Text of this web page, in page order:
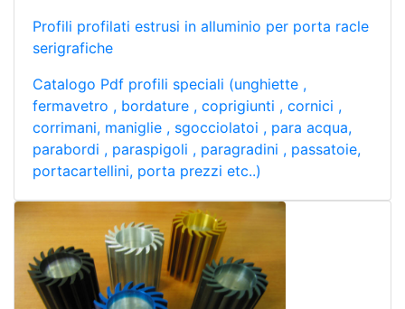
Profili profilati estrusi in alluminio per porta racle
serigrafiche
Catalogo Pdf profili speciali (unghiette ,
fermavetro , bordature , coprigiunti , cornici ,
corrimani, maniglie , sgocciolatoi , para acqua,
parabordi , paraspigoli , paragradini , passatoie,
portacartellini, porta prezzi etc..)